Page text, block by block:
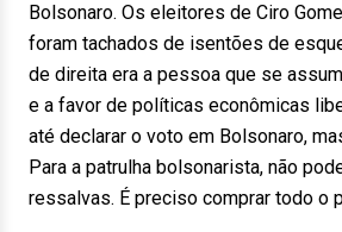
Bolsonaro. Os eleitores de Ciro
foram tachados de isentões de
de direita era a pessoa que se
e a favor de políticas econômicas
até declarar o voto em Bolsonaro,
Para a patrulha bolsonarista, não
ressalvas. É preciso comprar todo o